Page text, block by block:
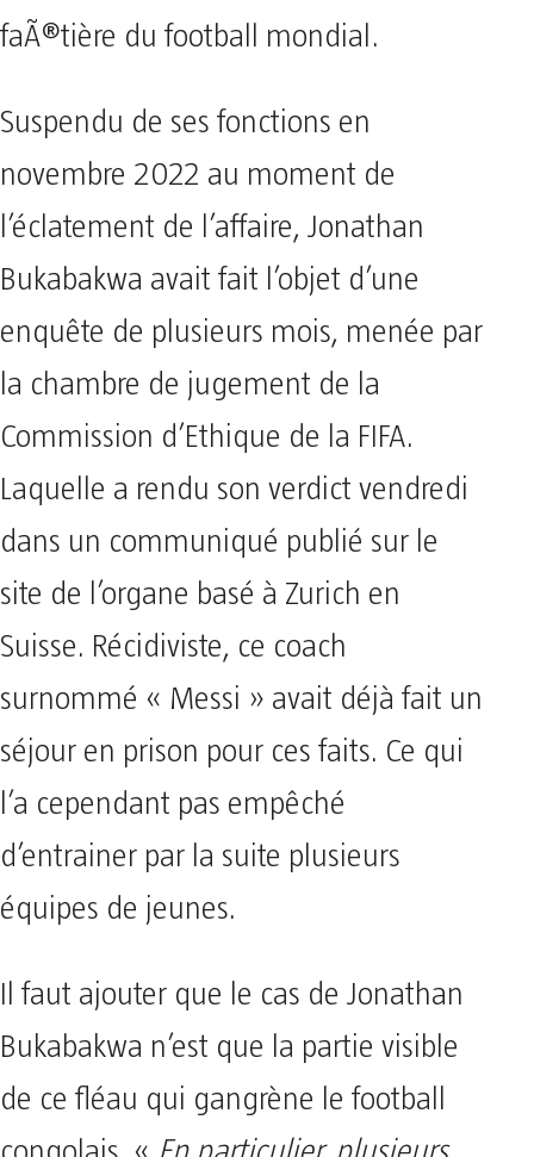
faÃ®tière du football mondial.
Suspendu de ses fonctions en
novembre 2022 au moment de
l’éclatement de l’affaire, Jonathan
Bukabakwa avait fait l’objet d’une
enquête de plusieurs mois, menée par
la chambre de jugement de la
Commission d’Ethique de la FIFA.
Laquelle a rendu son verdict vendredi
dans un communiqué publié sur le
site de l’organe basé à Zurich en
Suisse. Récidiviste, ce coach
surnommé « Messi » avait déjà fait un
séjour en prison pour ces faits. Ce qui
l’a cependant pas empêché
d’entrainer par la suite plusieurs
équipes de jeunes.
Il faut ajouter que le cas de Jonathan
Bukabakwa n’est que la partie visible
de ce fléau qui gangrène le football